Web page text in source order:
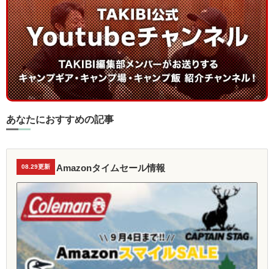
あなたにおすすめの記事
08.29更新 Amazonタイムセール情報